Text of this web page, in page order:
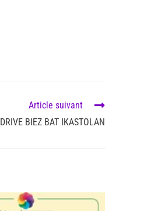
Article suivant
DRIVE BIEZ BAT IKASTOLAN